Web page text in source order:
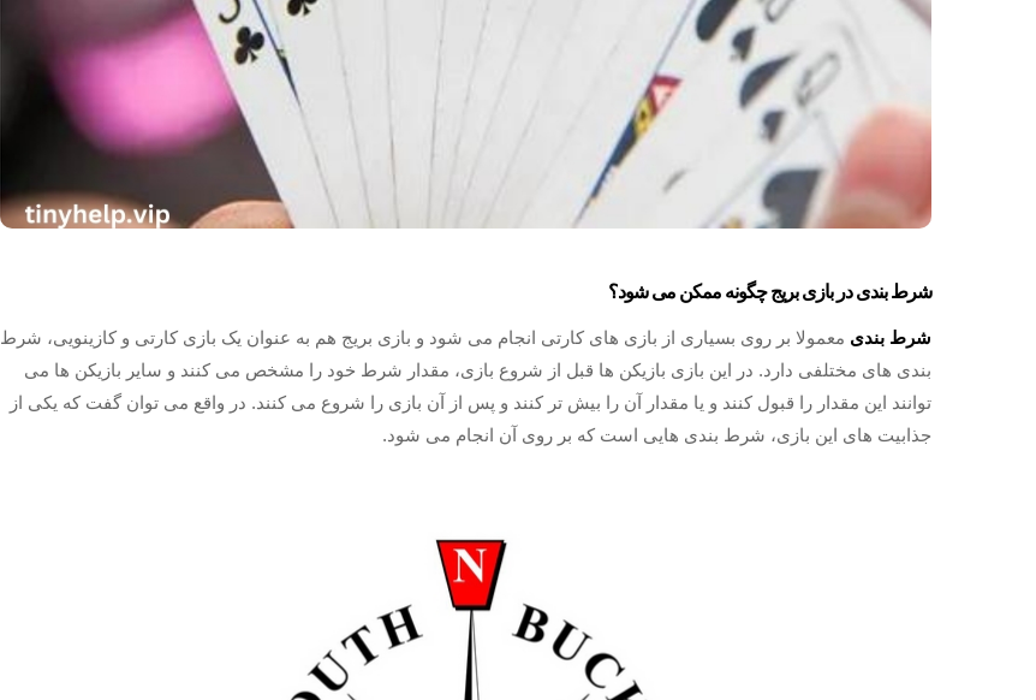
شرط بندی در بازی بریج چگونه ممکن می شود؟
شرط بندی معمولا بر روی بسیاری از بازی های کارتی انجام می شود و بازی بریج هم به عنوان یک بازی کارتی و کازینویی، شرط
بندی های مختلفی دارد. در این بازی بازیکن ها قبل از شروع بازی، مقدار شرط خود را مشخص می کنند و سایر بازیکن ها می
توانند این مقدار را قبول کنند و یا مقدار آن را بیش تر کنند و پس از آن بازی را شروع می کنند. در واقع می توان گفت که یکی از
جذابیت های این بازی، شرط بندی هایی است که بر روی آن انجام می شود.